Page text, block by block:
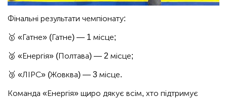
Фінальні результати чемпіонату:
🥇 «Гатне» (Гатне) — 1 місце;
🥈 «Енергія» (Полтава) — 2 місце;
🥉 «ЛІРС» (Жовква) — 3 місце.
Команда «Енергія» щиро дякує всім, хто підтримує